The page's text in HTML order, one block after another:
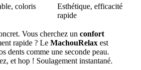
coloris
Esthétique, efficacité
rapide
Vous cherchez un confort
rapide ? Le MachouRelax est
dents comme une seconde peau.
et hop ! Soulagement instantané.